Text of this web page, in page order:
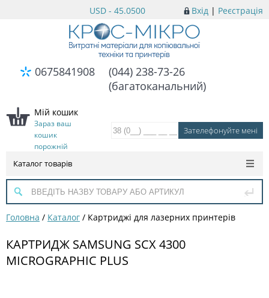
Вхід | Реєстрація
USD - 45.0500
0675841908
(044) 238-73-26
(багатоканальний)
Мій кошик
Зараз ваш
кошик
порожній
Каталог товарів
Головна / Каталог / Картриджі для лазерних принтерів
КАРТРИДЖ SAMSUNG SCX 4300
MICROGRAPHIC PLUS